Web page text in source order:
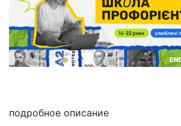
подробное описание